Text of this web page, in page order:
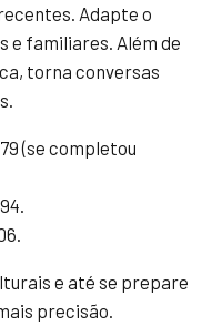
Adapte o
e familiares. Além de
torna conversas
(se completou
e até se prepare
precisão.